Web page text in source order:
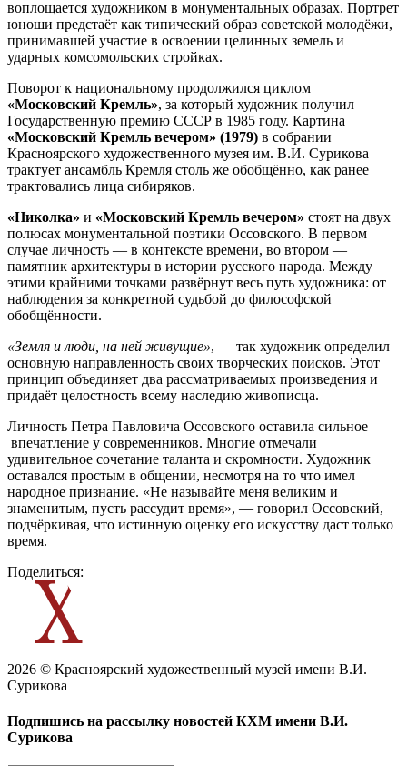
воплощается художником в монументальных образах. Портрет
юноши предстаёт как типический образ советской молодёжи,
принимавшей участие в освоении целинных земель и
ударных комсомольских стройках.
Поворот к национальному продолжился циклом
«Московский Кремль», за который художник получил
Государственную премию СССР в 1985 году. Картина
«Московский Кремль вечером» (1979) в собрании
Красноярского художественного музея им. В.И. Сурикова
трактует ансамбль Кремля столь же обобщённо, как ранее
трактовались лица сибиряков.
«Николка» и «Московский Кремль вечером» стоят на двух
полюсах монументальной поэтики Оссовского. В первом
случае личность — в контексте времени, во втором —
памятник архитектуры в истории русского народа. Между
этими крайними точками развёрнут весь путь художника: от
наблюдения за конкретной судьбой до философской
обобщённости.
«Земля и люди, на ней живущие», — так художник определил
основную направленность своих творческих поисков. Этот
принцип объединяет два рассматриваемых произведения и
придаёт целостность всему наследию живописца.
Личность Петра Павловича Оссовского оставила сильное
впечатление у современников. Многие отмечали
удивительное сочетание таланта и скромности. Художник
оставался простым в общении, несмотря на то что имел
народное признание. «Не называйте меня великим и
знаменитым, пусть рассудит время», — говорил Оссовский,
подчёркивая, что истинную оценку его искусству даст только
время.
Поделиться:
2026 © Красноярский художественный музей имени В.И.
Сурикова
Подпишись на рассылку новостей КХМ имени В.И.
Сурикова